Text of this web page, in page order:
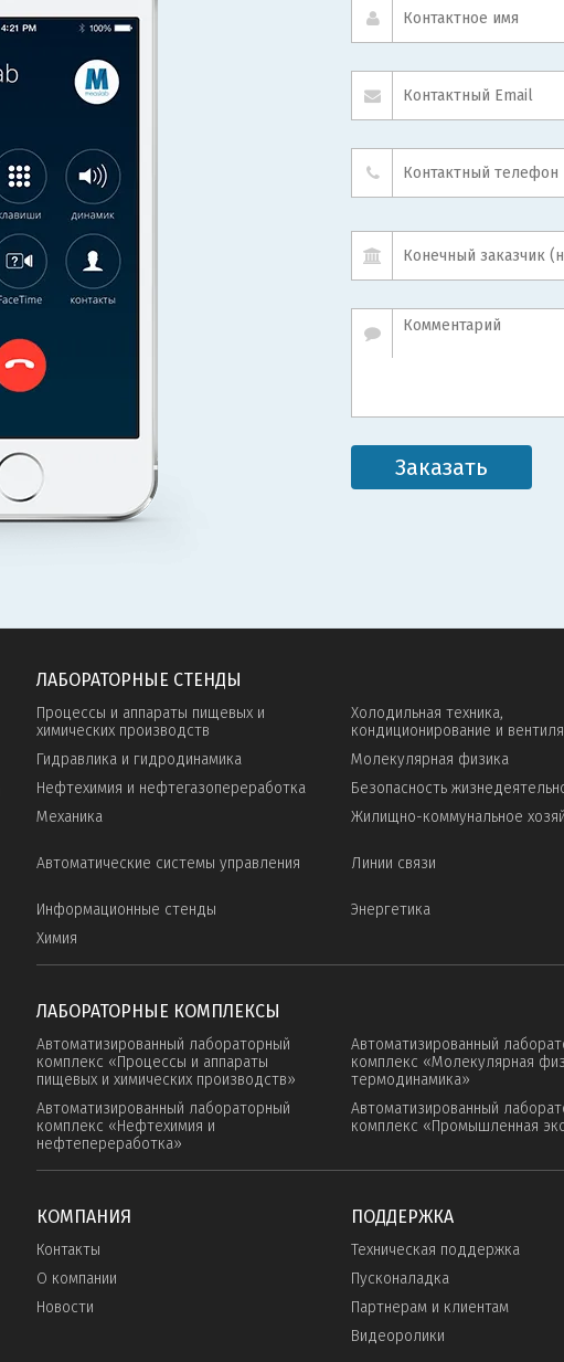
Заказать
ЛАБОРАТОРНЫЕ СТЕНДЫ
Процессы и аппараты пищевых и
химических производств
Холодильная техника,
кондиционирование и
Гидравлика и гидродинамика
Молекулярная физика
Нефтехимия и нефтегазопереработка
Безопасность
Механика
Жилищно-коммунальное
Автоматические системы управления
Линии связи
Информационные стенды
Энергетика
Химия
ЛАБОРАТОРНЫЕ КОМПЛЕКСЫ
Автоматизированный лабораторный
комплекс «Процессы и аппараты
пищевых и химических производств»
Автоматизированный
комплекс «Молекулярная
термодинамика»
Автоматизированный лабораторный
комплекс «Нефтехимия и
нефтепереработка»
Автоматизированный
комплекс «Промышленная
КОМПАНИЯ
Контакты
О компании
Новости
ПОДДЕРЖКА
Техническая поддержка
Пусконаладка
Партнерам и клиентам
Видеоролики